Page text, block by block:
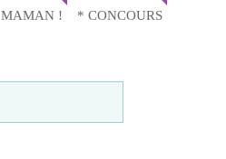
MAMAN ! * CONCOURS